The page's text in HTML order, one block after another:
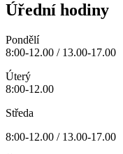
Úřední hodiny
Pondělí
8:00-12.00 / 13.00-17.00
Úterý
8:00-12.00
Středa
8:00-12.00 / 13.00-17.00